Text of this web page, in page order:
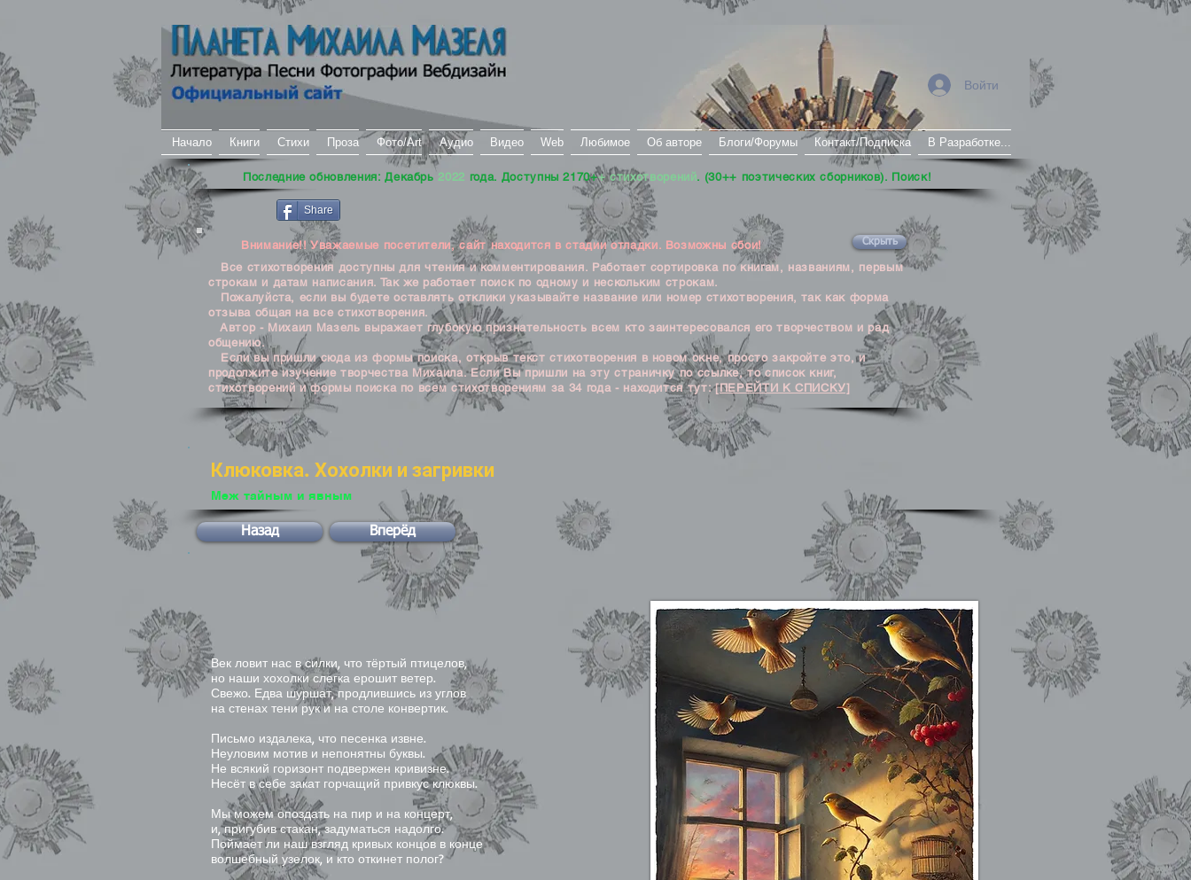
Начало Книги Стихи Проза Фото/Art Аудио Видео Web Любимое Об авторе Блоги/Форумы Контакт/Подписка В Разработке...
Войти
Последние обновления: Декабрь 2022 года. Доступны 2170++ стихотворений. (30++ поэтических сборников). Поиск!
Share
Внимание!! Уважаемые посетители, сайт находится в стадии отладки. Возможны сбои! Скрыть
Все стихотворения доступны для чтения и комментирования. Работает сортировка по книгам, названиям, первым
строкам и датам написания. Так же работает поиск по одному и нескольким строкам.
Пожалуйста, если вы будете оставлять отклики указывайте название или номер стихотворения, так как форма
отзыва общая на все стихотворения.
Автор - Михаил Мазель выражает глубокую признательность всем кто заинтересовался его творчеством и рад
общению.
Если вы пришли сюда из формы поиска, открыв текст стихотворения в новом окне, просто закройте это, и
продолжите изучение творчества Михаила. Если Вы пришли на эту страничку по ссылке, то список книг,
стихотворений и формы поиска по всем стихотворениям за 34 года - находится тут:[ПЕРЕЙТИ К СПИСКУ]
Клюковка. Хохолки и загривки
Меж тайным и явным
Назад Вперёд
Век ловит нас в силки, что тёртый птицелов,
но наши хохолки слегка ерошит ветер.
Свежо. Едва шуршат, продлившись из углов
на стенах тени рук и на столе конвертик.
Письмо издалека, что песенка извне.
Неуловим мотив и непонятны буквы.
Не всякий горизонт подвержен кривизне.
Несёт в себе закат горчащий привкус клюквы.
Мы можем опоздать на пир и на концерт,
и, пригубив стакан, задуматься надолго.
Поймает ли наш взгляд кривых концов в конце
волшебный узелок, и кто откинет полог?